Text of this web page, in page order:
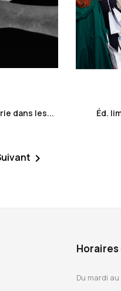
dans les...
Éd.

Du mardi